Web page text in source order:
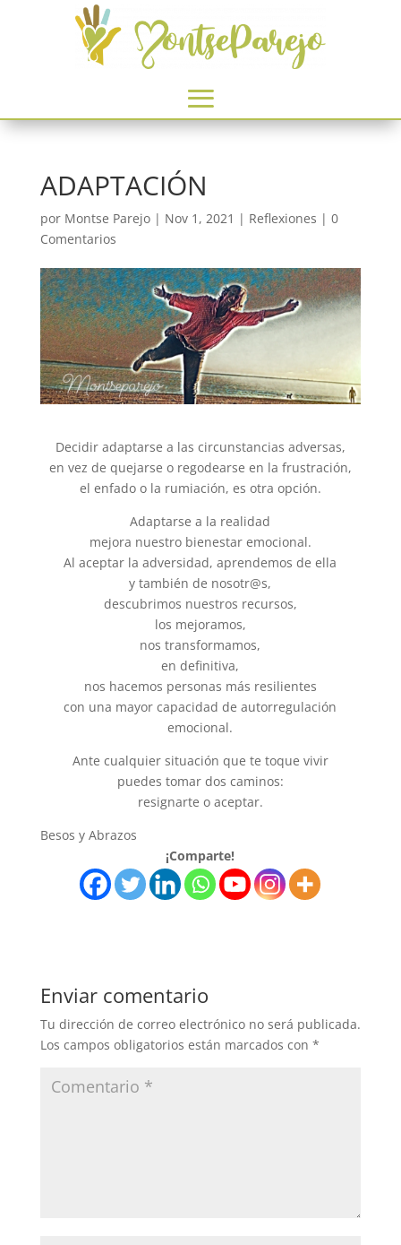
ADAPTACIÓN
por Montse Parejo| Nov 1, 2021 | Reflexiones | 0
Comentarios
Decidir adaptarse a las circunstancias adversas,
en vez de quejarse o regodearse en la frustración,
el enfado o la rumiación, es otra opción.
Adaptarse a la realidad
mejora nuestro bienestar emocional.
Al aceptar la adversidad, aprendemos de ella
y también de nosotr@s,
descubrimos nuestros recursos,
los mejoramos,
nos transformamos,
en definitiva,
nos hacemos personas más resilientes
con una mayor capacidad de autorregulación
emocional.
Ante cualquier situación que te toque vivir
puedes tomar dos caminos:
resignarte o aceptar.
Besos y Abrazos
¡Comparte!
Enviar comentario
Tu dirección de correo electrónico no será publicada.
Los campos obligatorios están marcados con *